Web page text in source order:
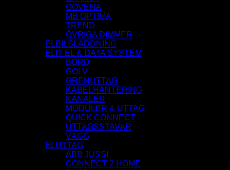
GOVENA
MB OPTIMA
TREND
ÖVRIGA DIMMER
ELBILSLADDNING
ELIT EL & DATA SYSTEM
BORD
GOLV
GRENUTTAG
KABELHANTERING
KANALER
MODULER & UTTAG
QUICK CONNECT
UTTAGSSTAVAR
VÄGG
ELUTTAG
ABB JUSSI
CONNECT 2 HOME